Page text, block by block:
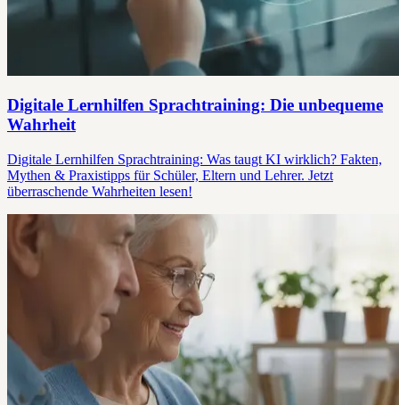
Digitale Lernhilfen Sprachtraining: Die unbequeme
Wahrheit
Digitale Lernhilfen Sprachtraining: Was taugt KI wirklich? Fakten,
Mythen & Praxistipps für Schüler, Eltern und Lehrer. Jetzt
überraschende Wahrheiten lesen!